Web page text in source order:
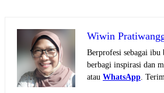
Wiwin
Berprofesi sebagai ibu
berbagi inspirasi dan
atau WhatsApp .